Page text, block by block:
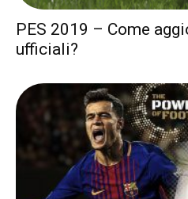
PES 2019 – Come
ufficiali?